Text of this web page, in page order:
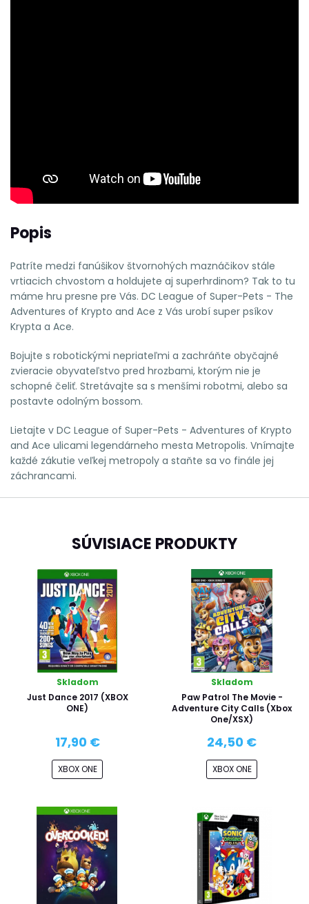
Popis
Patríte medzi fanúšikov štvornohých maznáčikov stále
vrtiacich chvostom a holdujete aj superhrdinom? Tak to tu
máme hru presne pre Vás. DC League of Super-Pets - The
Adventures of Krypto and Ace z Vás urobí super psíkov
Krypta a Ace.
Bojujte s robotickými nepriateľmi a zachráňte obyčajné
zvieracie obyvateľstvo pred hrozbami, ktorým nie je
schopné čeliť. Stretávajte sa s menšími robotmi, alebo sa
postavte odolným bossom.
Lietajte v DC League of Super-Pets - Adventures of Krypto
and Ace ulicami legendárneho mesta Metropolis. Vnímajte
každé zákutie veľkej metropoly a staňte sa vo finále jej
záchrancami.
SÚVISIACE PRODUKTY
Skladom
Just Dance 2017 (XBOX
ONE)
17,90 €
XBOX ONE
Skladom
Paw Patrol The Movie -
Adventure City Calls (Xbox
One/XSX)
24,50 €
XBOX ONE